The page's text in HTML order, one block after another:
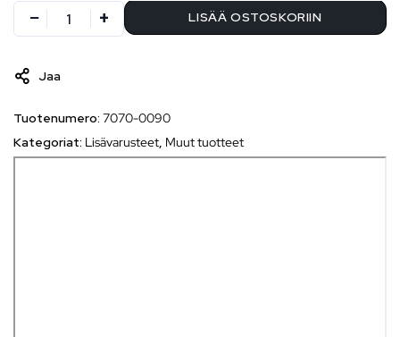
LISÄÄ OSTOSKORIIN
Jaa
Tuotenumero: 7070-0090
Kategoriat: Lisävarusteet, Muut tuotteet